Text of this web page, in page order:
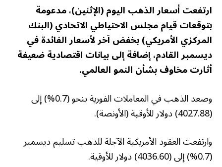
ارتفعت أسعار الذهب اليوم (الإثنين)، مدعومة
بتوقعات قيام مجلس الاحتياطي الاتحادي (البنك
المركزي الأمريكي) بخفض آخر لأسعار الفائدة في
ديسمبر القادم، إضافة إلى بيانات اقتصادية ضعيفة
أثارت مخاوف بشأن النمو العالمي.
وصعد الذهب في المعاملات الفورية بنحو (0.7%) إلى
(4027.88) دولار للأوقية (الأونصة).
وارتفعت العقود الأمريكية الآجلة للذهب تسليم ديسمبر
(0.7%) إلى (4036.60) دولار للأوقية.